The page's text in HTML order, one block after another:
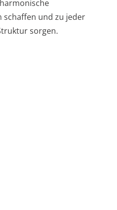
schaffen und zu jeder
sorgen.